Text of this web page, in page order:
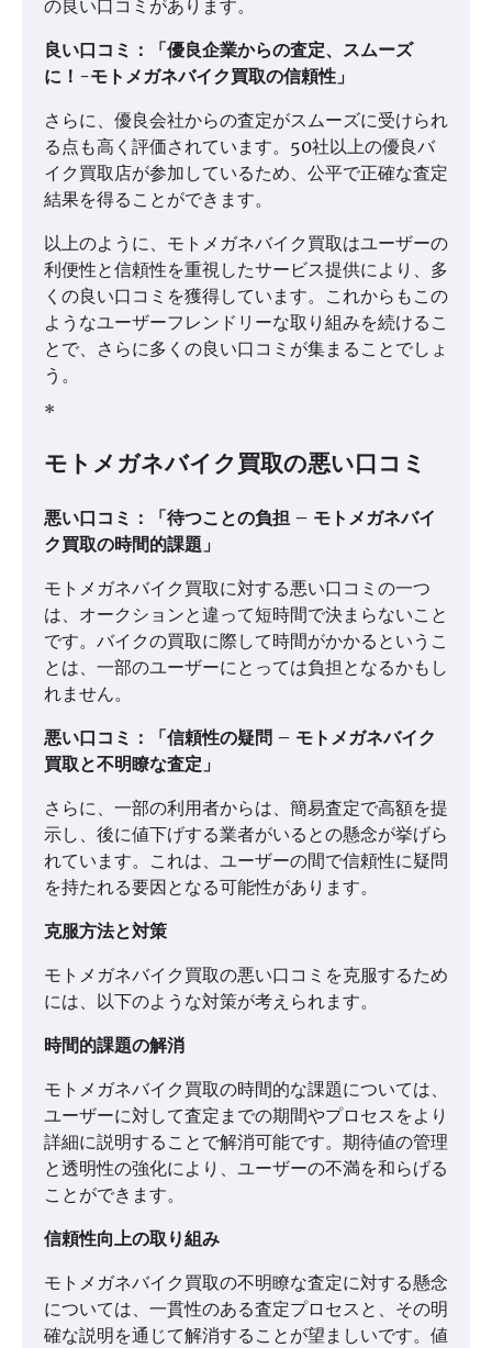
の良い口コミがあります。
良い口コミ：「優良企業からの査定、スムーズ
に！-モトメガネバイク買取の信頼性」
さらに、優良会社からの査定がスムーズに受けられ
る点も高く評価されています。50社以上の優良バ
イク買取店が参加しているため、公平で正確な査定
結果を得ることができます。
以上のように、モトメガネバイク買取はユーザーの
利便性と信頼性を重視したサービス提供により、多
くの良い口コミを獲得しています。これからもこの
ようなユーザーフレンドリーな取り組みを続けるこ
とで、さらに多くの良い口コミが集まることでしょ
う。
*
モトメガネバイク買取の悪い口コミ
悪い口コミ：「待つことの負担 – モトメガネバイ
ク買取の時間的課題」
モトメガネバイク買取に対する悪い口コミの一つ
は、オークションと違って短時間で決まらないこと
です。バイクの買取に際して時間がかかるというこ
とは、一部のユーザーにとっては負担となるかもし
れません。
悪い口コミ：「信頼性の疑問 – モトメガネバイク
買取と不明瞭な査定」
さらに、一部の利用者からは、簡易査定で高額を提
示し、後に値下げする業者がいるとの懸念が挙げら
れています。これは、ユーザーの間で信頼性に疑問
を持たれる要因となる可能性があります。
克服方法と対策
モトメガネバイク買取の悪い口コミを克服するため
には、以下のような対策が考えられます。
時間的課題の解消
モトメガネバイク買取の時間的な課題については、
ユーザーに対して査定までの期間やプロセスをより
詳細に説明することで解消可能です。期待値の管理
と透明性の強化により、ユーザーの不満を和らげる
ことができます。
信頼性向上の取り組み
モトメガネバイク買取の不明瞭な査定に対する懸念
については、一貫性のある査定プロセスと、その明
確な説明を通じて解消することが望ましいです。値